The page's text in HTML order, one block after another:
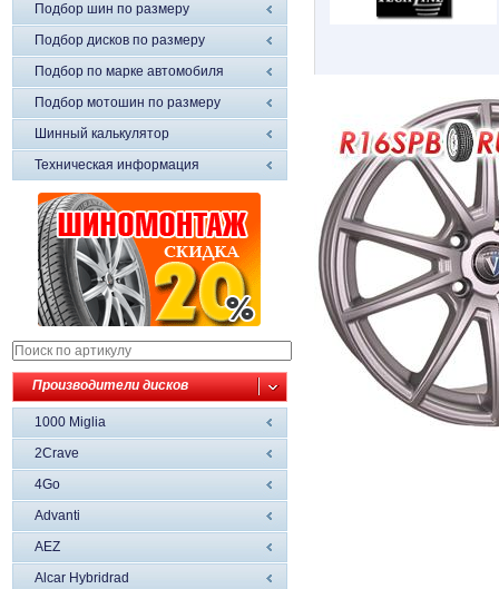
Подбор шин по размеру
Подбор дисков по размеру
Подбор по марке автомобиля
Подбор мотошин по размеру
Шинный калькулятор
Техническая информация
Производители дисков
1000 Miglia
2Crave
4Go
Advanti
AEZ
Alcar Hybridrad